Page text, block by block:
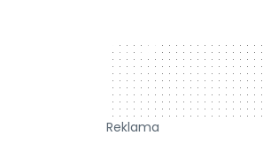
728 x 90
Reklama